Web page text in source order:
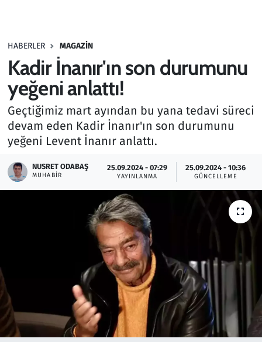
HABERLER MAGAZIN
Kadir İnanır'ın son durumunu
yeğeni anlattı!
Geçtiğimiz mart ayından bu yana tedavi süreci
devam eden Kadir İnanır'ın son durumunu
yeğeni Levent İnanır anlattı.
NUSRET ODABAŞ
MUHABIR
25.09.2024 - 07:29
YAYINLANMA
25.09.2024 - 10:36
GÜNCELLEME
Haber
Kültür Sanat
Kurumsal Haberler
Lezzet Durağı
Memur ve Kamu
Resmi İlanlar
Rüya Tabirleri